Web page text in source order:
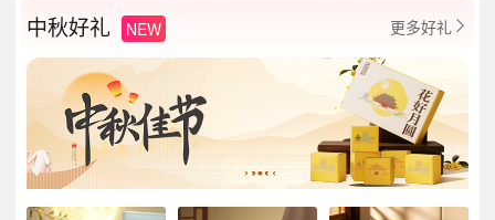
中秋好礼 NEW 更多好礼 